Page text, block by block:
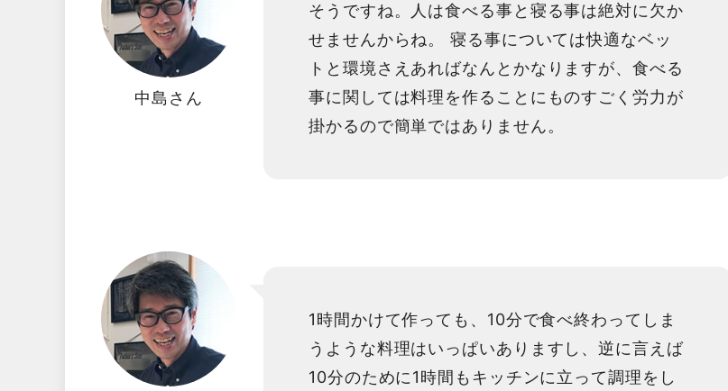
中島さん
そうですね。人は食べる事と寝る事は絶対に欠か
せませんからね。 寝る事については快適なベッ
トと環境さえあればなんとかなりますが、食べる
事に関しては料理を作ることにものすごく労力が
掛かるので簡単ではありません。
1時間かけて作っても、10分で食べ終わってしま
うような料理はいっぱいありますし、逆に言えば
10分のために1時間もキッチンに立って調理をし